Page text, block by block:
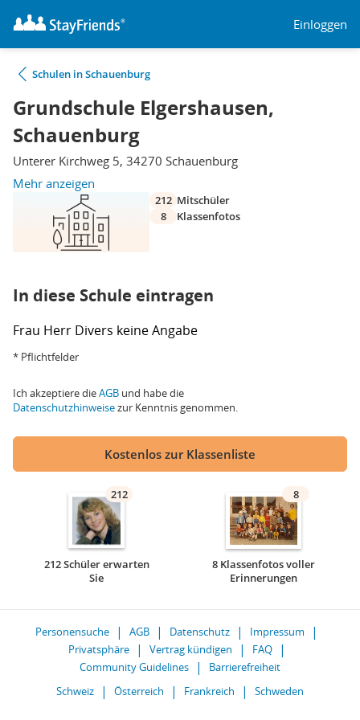
Einloggen
Schulen in Schauenburg
Grundschule Elgershausen,
Schauenburg
Unterer Kirchweg 5, 34270 Schauenburg
Mehr anzeigen
212 Mitschüler
8
Klassenfotos
In diese Schule eintragen
Frau Herr Divers keine Angabe
* Pflichtfelder
Ich akzeptiere dieAGB und habe die
Datenschutzhinweisezur Kenntnis genommen.
Kostenlos zur Klassenliste
212
212 Schüler erwarten
Sie
8
8 Klassenfotos voller
Erinnerungen
Personensuche AGB Datenschutz
Impressum
Privatsphäre
Vertrag kündigen
FAQ
Community Guidelines
Barrierefreiheit
Schweiz
Österreich Frankreich Schweden